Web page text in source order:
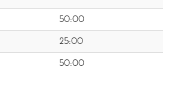
50:00
25:00
50:00